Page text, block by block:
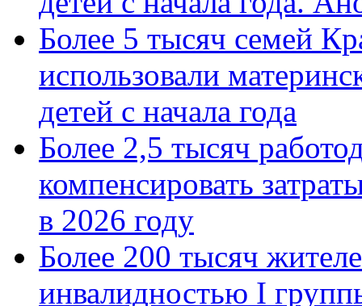
Более 5 тысяч семей
использовали
детей с начала года
Более 2,5 тысяч
компенсировать
в 2026 году
Более 200 тысяч
инвалидностью I